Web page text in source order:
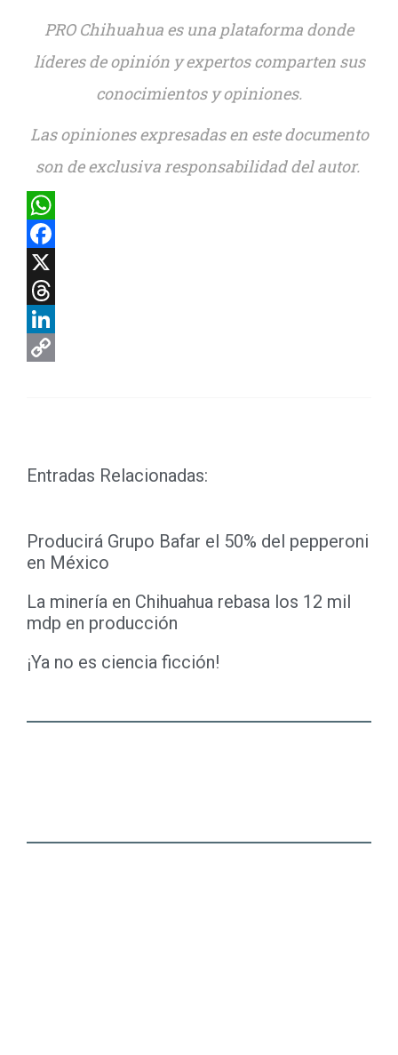
PRO Chihuahua es una plataforma donde
líderes de opinión y expertos comparten sus
conocimientos y opiniones.
Las opiniones expresadas en este documento
son de exclusiva responsabilidad del autor.
WhatsApp
Facebook
X
Threads
LinkedIn
Entradas Relacionadas:
Producirá Grupo Bafar el 50% del pepperoni
en México
La minería en Chihuahua rebasa los 12 mil
mdp en producción
¡Ya no es ciencia ficción!